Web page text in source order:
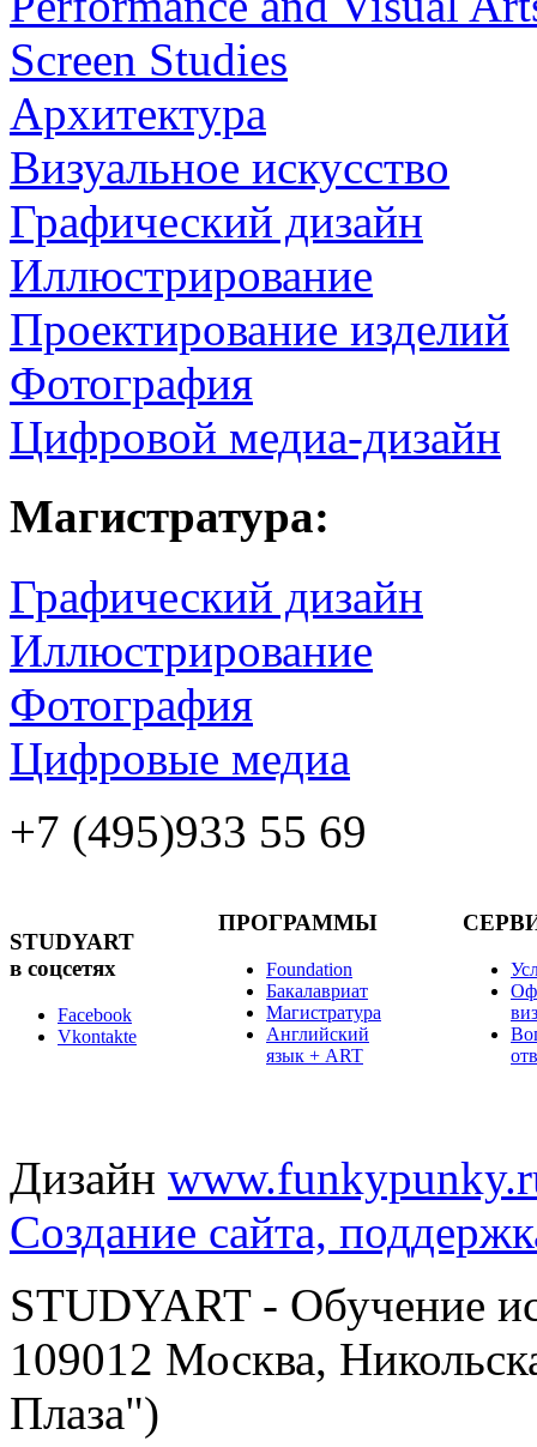
Screen Studies
Архитектура
Визуальное искусство
Графический дизайн
Иллюстрирование
Проектирование изделий
Фотография
Цифровой медиа-дизайн
Магистратура:
Графический дизайн
Иллюстрирование
Фотография
Цифровые медиа
+7 (495)933 55 69
STUDYART
в соцсетях
Facebook
Vkontakte
ПРОГРАММЫ
Foundation
Бакалавриат
Магистратура
Английский
язык + ART
Дизайн
Создание сайта,
STUDYART - Обучение
109012 Москва,
Плаза")